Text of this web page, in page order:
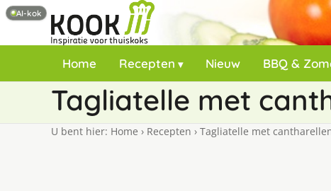
Home Recepten Nieuw BBQ &
Tagliatelle met
U bent hier: Home › Recepten › Tagliatelle met
AI-kok